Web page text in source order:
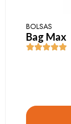
BOLSAS
Bag Max